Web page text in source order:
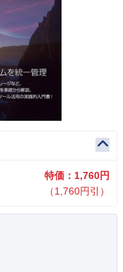
特価：1,760円
（1,760円引）